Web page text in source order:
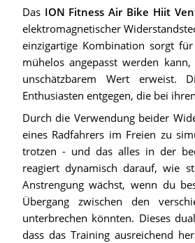
Das ION Fitness Air Bike Hiit
elektromagnetischer
einzigartige Kombination sorgt
mühelos angepasst werden
unschätzbarem Wert erweist.
Enthusiasten entgegen, die bei
Durch die Verwendung beider
eines Radfahrers im Freien zu
trotzen - und das alles in der
reagiert dynamisch darauf, wie
Anstrengung wächst, wenn du
Übergang zwischen den
unterbrechen könnten. Dieses
dass das Training ausreichend